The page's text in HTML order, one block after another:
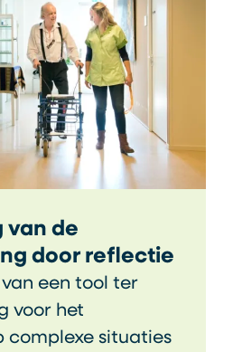
van de
door reflectie
een tool ter
voor het
complexe situaties